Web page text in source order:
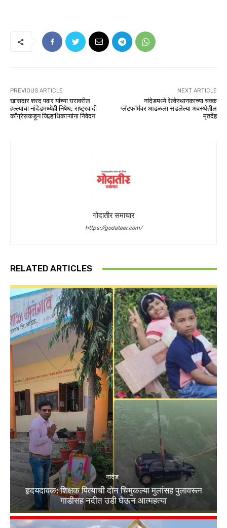
PREVIOUS ARTICLE
खासदार शरद पवार यांच्या घरावरील
हल्ल्याचा नांदेडमध्येही निषेध; राष्ट्रवादी
काँग्रेसकडून जिल्हाधिकाऱ्यांना निवेदन
NEXT ARTICLE
नांदेडमध्ये रेल्वेस्थानकाच्या चक्क
प्लॅटफॉर्मवर आढळला सडलेल्या अवस्थेतील
मृतदेह
गोदातीर समाचार
https://godateer.com/
RELATED ARTICLES
नांदेड
हृदयदावक: शिक्षक पित्याची दोन चिमुकल्या मुलांसह पुलावरून
गाडीसह नदीत उडी घेऊन आत्महत्या